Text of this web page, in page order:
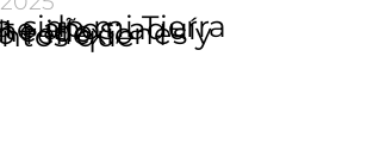
depositando reflexiones y entendimientos que